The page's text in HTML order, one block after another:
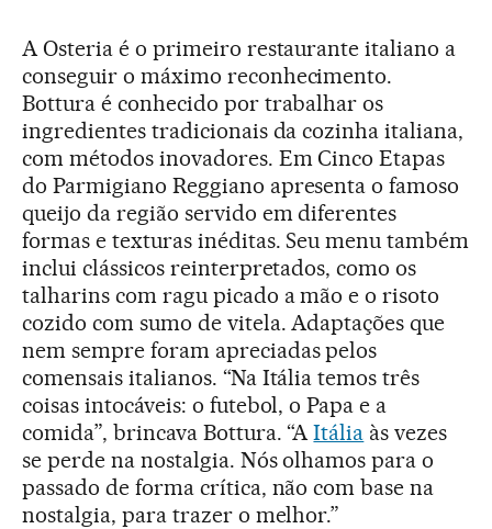
A Osteria é o primeiro restaurante italiano a
conseguir o máximo reconhecimento.
Bottura é conhecido por trabalhar os
ingredientes tradicionais da cozinha italiana,
com métodos inovadores. Em Cinco Etapas
do Parmigiano Reggiano apresenta o famoso
queijo da região servido em diferentes
formas e texturas inéditas. Seu menu também
inclui clássicos reinterpretados, como os
talharins com ragu picado a mão e o risoto
cozido com sumo de vitela. Adaptações que
nem sempre foram apreciadas pelos
comensais italianos. “Na Itália temos três
coisas intocáveis: o futebol, o Papa e a
comida”, brincava Bottura. “AItália às vezes
se perde na nostalgia. Nós olhamos para o
passado de forma crítica, não com base na
nostalgia, para trazer o melhor.”